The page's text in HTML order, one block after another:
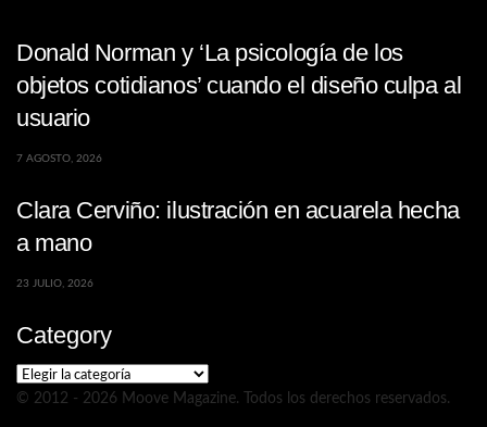
Donald Norman y ‘La psicología de los
objetos cotidianos’ cuando el diseño culpa al
usuario
7 AGOSTO, 2026
Clara Cerviño: ilustración en acuarela hecha
a mano
23 JULIO, 2026
Category
Category
© 2012 - 2026 Moove Magazine. Todos los derechos reservados.